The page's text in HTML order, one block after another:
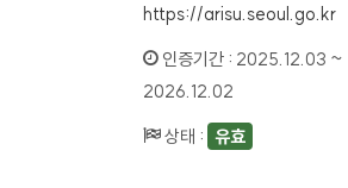
https://arisu.seoul.go.kr
인증기간 : 2025.12.03 ~
2026.12.02
상태 : 유효